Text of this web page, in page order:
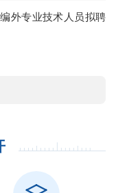
外专业技术人员拟聘